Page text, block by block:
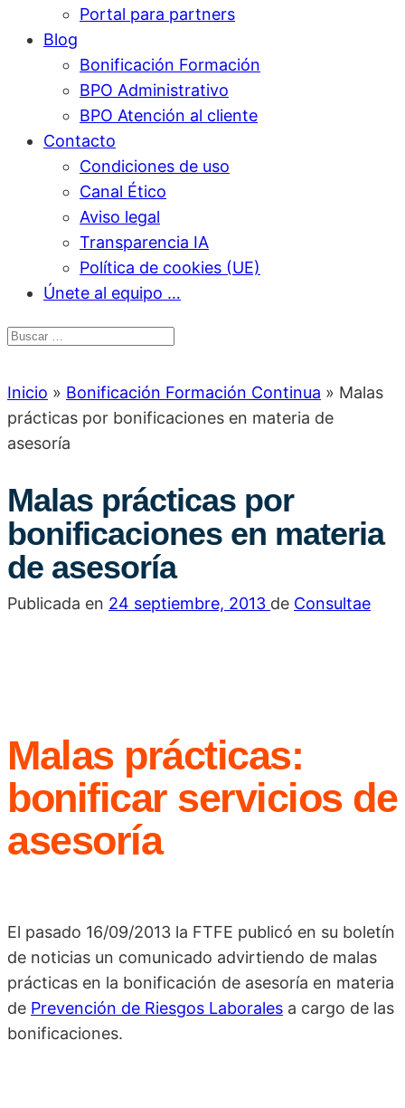
Portal para partners
Blog
Bonificación Formación
BPO Administrativo
BPO Atención al cliente
Contacto
Condiciones de uso
Canal Ético
Aviso legal
Transparencia IA
Política de cookies (UE)
Únete al equipo …
Inicio » Bonificación Formación Continua » Malas
prácticas por bonificaciones en materia de
asesoría
Malas prácticas por
bonificaciones en materia
de asesoría
Publicada en 24 septiembre, 2013 de Consultae
Malas prácticas:
bonificar servicios de
asesoría
El pasado 16/09/2013 la FTFE publicó en su boletín
de noticias un comunicado advirtiendo de malas
prácticas en la bonificación de asesoría en materia
de Prevención de Riesgos Laborales a cargo de las
bonificaciones.